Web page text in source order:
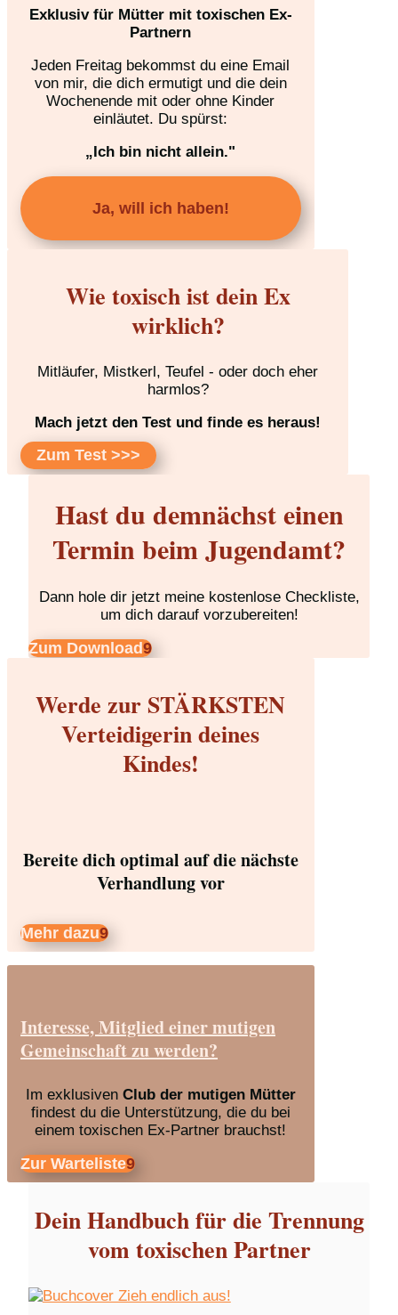
Exklusiv für Mütter mit toxischen Ex-
Partnern
Jeden Freitag bekommst du eine Email
von mir, die dich ermutigt und die dein
Wochenende mit oder ohne Kinder
einläutet. Du spürst:
„Ich bin nicht allein."
Ja, will ich haben!
Wie toxisch ist dein Ex
wirklich?
Mitläufer, Mistkerl, Teufel - oder doch eher
harmlos?
Mach jetzt den Test und finde es heraus!
Zum Test >>>
Hast du demnächst einen
Termin beim Jugendamt?
Dann hole dir jetzt meine kostenlose Checkliste,
um dich darauf vorzubereiten!
Zum Download
Werde zur STÄRKSTEN
Verteidigerin deines
Kindes!
Bereite dich optimal auf die nächste
Verhandlung vor
Mehr dazu
Interesse, Mitglied einer mutigen
Gemeinschaft zu werden?
Im exklusiven Club der mutigen Mütter
findest du die Unterstützung, die du bei
einem toxischen Ex-Partner brauchst!
Zur Warteliste
Dein Handbuch für die Trennung
vom toxischen Partner